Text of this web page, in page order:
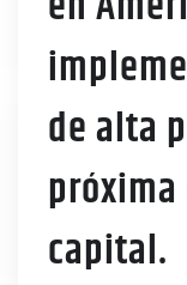
de alta
capital.